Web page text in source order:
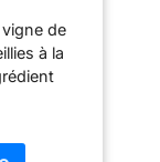
de
à la